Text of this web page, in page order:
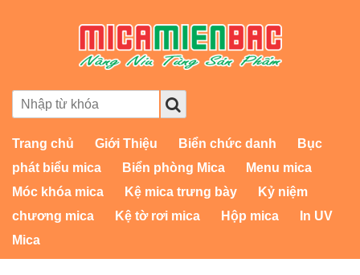
Trang chủ Giới Thiệu Biển chức danh
Bục
phát biểu mica
Biển phòng Mica
Menu mica
Móc khóa mica
Kệ mica trưng bày
Kỷ niệm
chương mica
Kệ tờ rơi mica Hộp mica
In UV
Mica